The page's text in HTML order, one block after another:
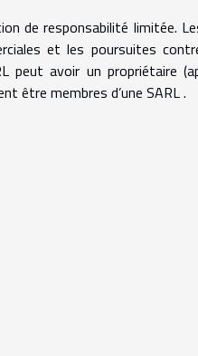
de responsabilité limitée.
et les poursuites contre
peut avoir un propriétaire
être membres d’une SARL .